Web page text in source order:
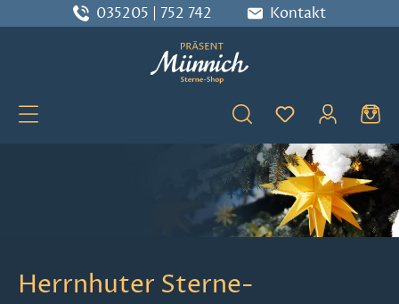
Zum Hauptinhalt springen
035205 | 752 742 Kontakt
Du hast 0
Herrnhuter Sterne-